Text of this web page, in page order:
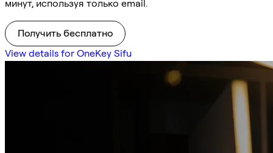
минут, используя только email.
Получить бесплатно
View details for OneKey Sifu